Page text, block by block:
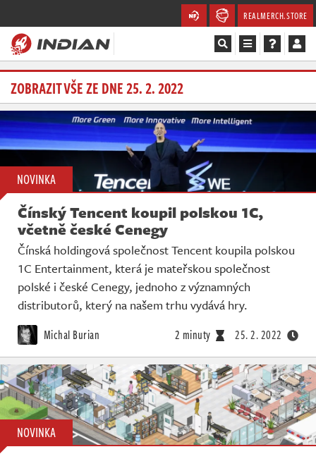
REALMERCH.STORE
Magazín
Recenze
Videa
Soutěže
Databáze
Komunita
Redakce
Živě
ZOBRAZIT VŠE ZE DNE 25. 2. 2022
NOVINKA
Čínský Tencent koupil polskou 1C,
včetně české Cenegy
Čínská holdingová společnost Tencent koupila polskou
1C Entertainment, která je mateřskou společnost
polské i české Cenegy, jednoho z významných
distributorů, který na našem trhu vydává hry.
Michal Burian 2 minuty 25. 2. 2022
NOVINKA